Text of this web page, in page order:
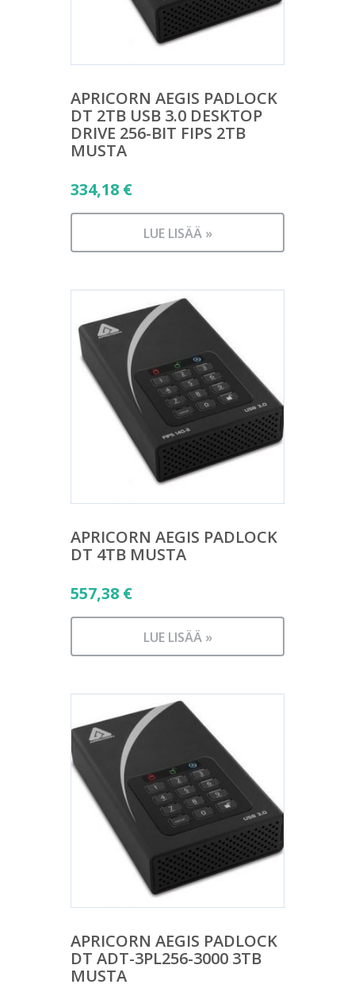
APRICORN AEGIS PADLOCK
DT 2TB USB 3.0 DESKTOP
DRIVE 256-BIT FIPS 2TB
MUSTA
334,18 €
LUE LISÄÄ »
APRICORN AEGIS PADLOCK
DT 4TB MUSTA
557,38 €
LUE LISÄÄ »
APRICORN AEGIS PADLOCK
DT ADT-3PL256-3000 3TB
MUSTA